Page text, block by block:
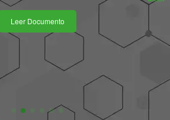
Leer Documento